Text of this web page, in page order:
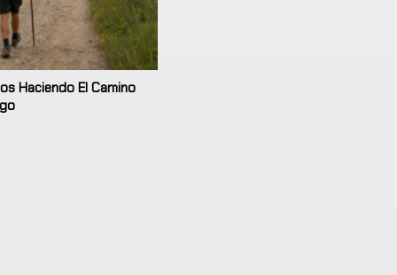
Haciendo El Camino